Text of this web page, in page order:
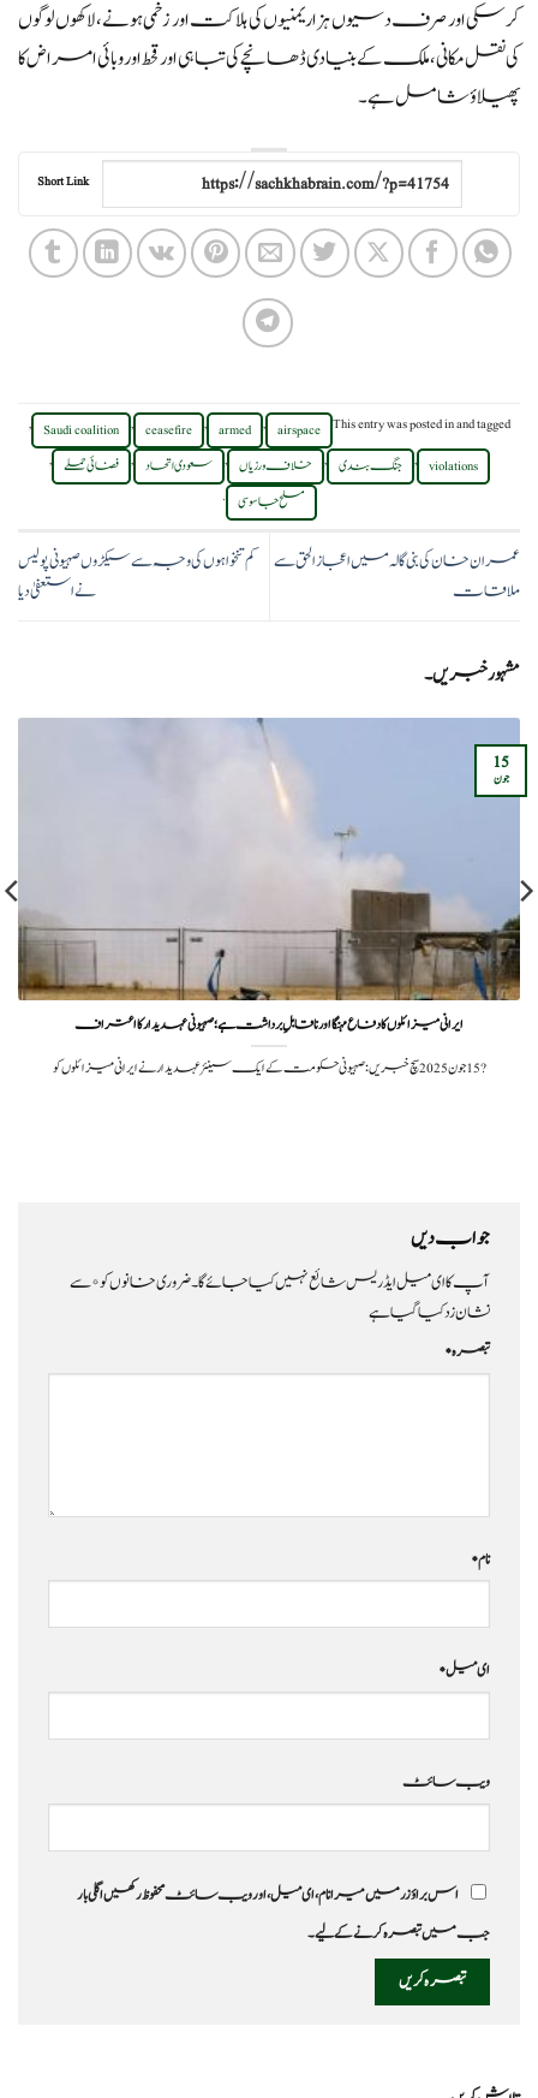
کرسکی اور صرف دسیوں ہزار یمنیوں کی ہلاکت اور زخمی ہونے، لاکھوں لوگوں
کی نقل مکانی، ملک کے بنیادی ڈھانچے کی تباہی اور قحط اور وبائی امراض کا
پھیلاؤ شامل ہے۔
Short Link
This entry was posted inand tagged
airspace
,
armed
,
ceasefire
,
Saudi coalition
,
violations
, جنگ بندی , خلاف ورزیاں , سعودی اتحاد , فضائی حملے ,
مسلح جاسوسی
.
عمران خان کی بنی گالہ میں اعجاز الحق سے
ملاقات
کم تنخواہوں کی وجہ سے سیکڑوں صہیونی پولیس
نے استعفیٰ دیا
مشہور خبریں۔
ایرانی میزائلوں کا دفاع مہنگا اور ناقابلِ برداشت ہے؛صہیونی عہدیدار کا اعتراف
?️ 15 جون 2025 سچ خبریں:صہیونی حکومت کے ایک سینئر عہدیدار نے ایرانی میزائلوں کو
15
جون
جواب دیں
آپ کا ای میل ایڈریس شائع نہیں کیا جائے گا۔ضروری خانوں کو*سے
نشان زد کیا گیا ہے
تبصرہ*
نام*
ای میل*
ویب‌ سائٹ
اس براؤزر میں میرا نام، ای میل، اور ویب سائٹ محفوظ رکھیں اگلی بار
جب میں تبصرہ کرنے کےلیے۔